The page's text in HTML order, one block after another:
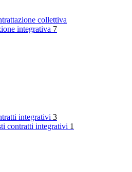
collettiva
integrativa 7
integrativi 3
contratti integrativi 1